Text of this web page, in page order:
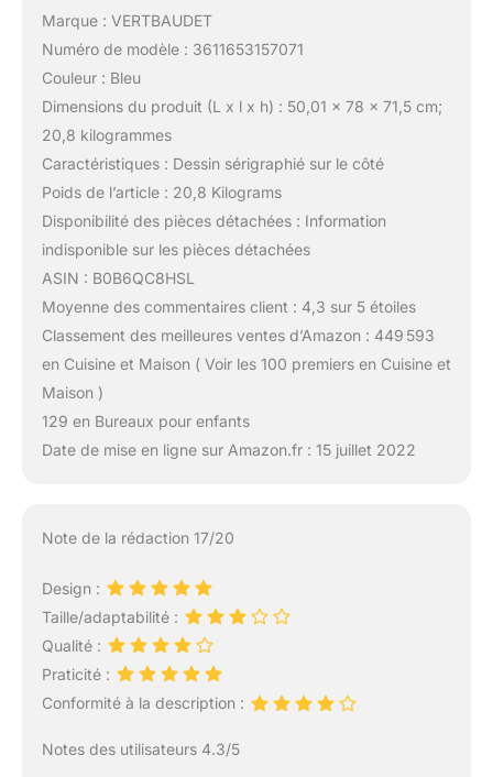
Marque : VERTBAUDET
Numéro de modèle : 3611653157071
Couleur : Bleu
Dimensions du produit (L x l x h) : 50,01 x 78 x 71,5 cm;
20,8 kilogrammes
Caractéristiques : Dessin sérigraphié sur le côté
Poids de l’article : 20,8 Kilograms
Disponibilité des pièces détachées : Information
indisponible sur les pièces détachées
ASIN : B0B6QC8HSL
Moyenne des commentaires client : 4,3 sur 5 étoiles
Classement des meilleures ventes d’Amazon : 449 593
en Cuisine et Maison ( Voir les 100 premiers en Cuisine et
Maison )
129 en Bureaux pour enfants
Date de mise en ligne sur Amazon.fr : 15 juillet 2022
Note de la rédaction 17/20
Design :
Taille/adaptabilité :
Qualité :
Praticité :
Conformité à la description :
Notes des utilisateurs 4.3/5